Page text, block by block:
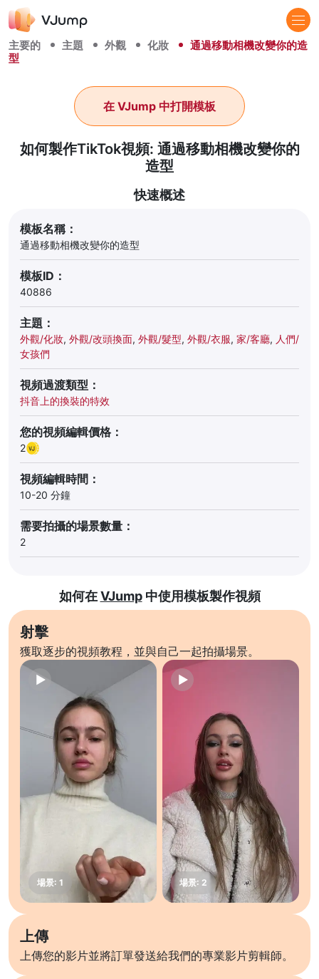
主要的 主題 外觀 化妝
通過移動相機改變你的造
型
如何製作TikTok視頻: 通過移動相機改變你的
造型
在 VJump 中打開模板
快速概述
模板名稱：
通過移動相機改變你的造型
模板ID：
40886
主題：
外觀/化妝, 外觀/改頭換面, 外觀/髮型, 外觀/衣服, 家/客廳, 人們/
女孩們
視頻過渡類型：
抖音上的換裝的特效
您的視頻編輯價格：
2
視頻編輯時間：
10-20 分鐘
需要拍攝的場景數量：
2
如何在VJump中使用模板製作視頻
射擊
獲取逐步的視頻教程，並與自己一起拍攝場景。
上傳
上傳您的影片並將訂單發送給我們的專業影片剪輯師。